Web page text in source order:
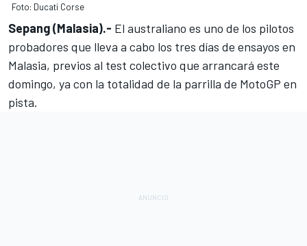
Foto: Ducati Corse
Sepang (Malasia).- El australiano es uno de los pilotos
probadores que lleva a cabo los tres días de ensayos en
Malasia, previos al test colectivo que arrancará este
domingo, ya con la totalidad de la parrilla de MotoGP en
pista.